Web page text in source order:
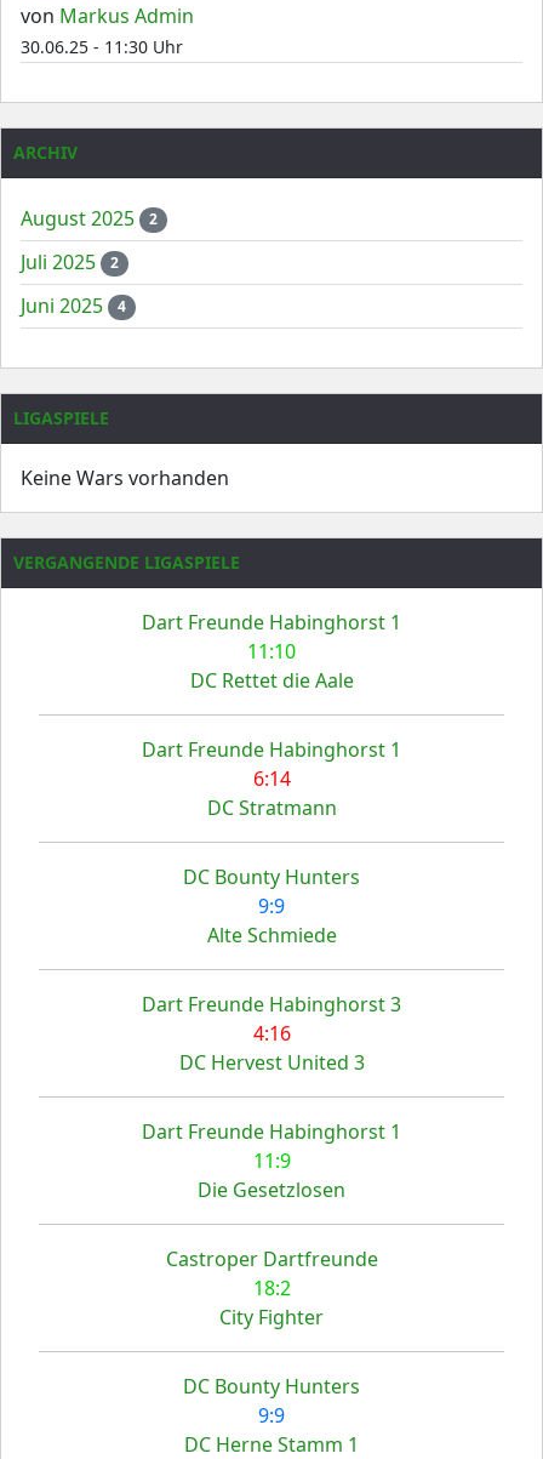
von Markus Admin
30.06.25 - 11:30 Uhr
ARCHIV
August 2025 2
Juli 2025 2
Juni 2025 4
LIGASPIELE
Keine Wars vorhanden
VERGANGENDE LIGASPIELE
Dart Freunde Habinghorst 1
11:10
DC Rettet die Aale
Dart Freunde Habinghorst 1
6:14
DC Stratmann
DC Bounty Hunters
9:9
Alte Schmiede
Dart Freunde Habinghorst 3
4:16
DC Hervest United 3
Dart Freunde Habinghorst 1
11:9
Die Gesetzlosen
Castroper Dartfreunde
18:2
City Fighter
DC Bounty Hunters
9:9
DC Herne Stamm 1